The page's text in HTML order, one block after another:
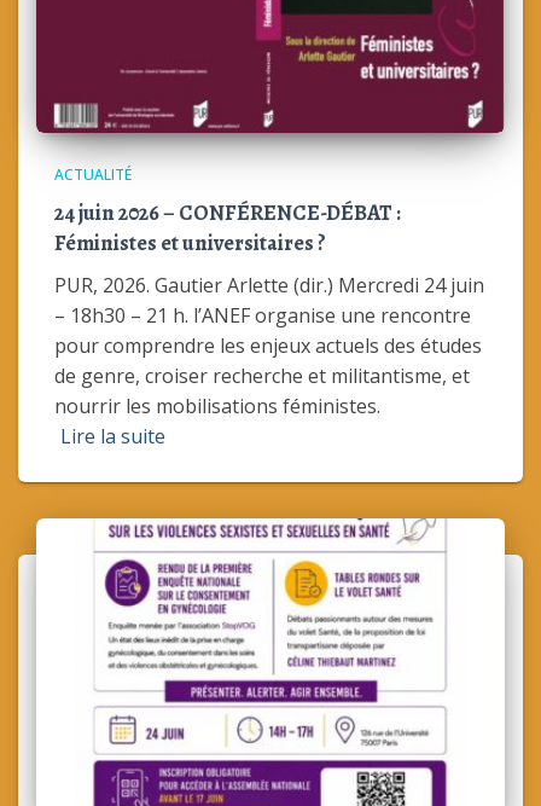
ACTUALITÉ
24 juin 2026 – CONFÉRENCE-DÉBAT :
Féministes et universitaires ?
PUR, 2026. Gautier Arlette (dir.) Mercredi 24 juin
– 18h30 – 21 h. l’ANEF organise une rencontre
pour comprendre les enjeux actuels des études
de genre, croiser recherche et militantisme, et
nourrir les mobilisations féministes.
Lire la suite